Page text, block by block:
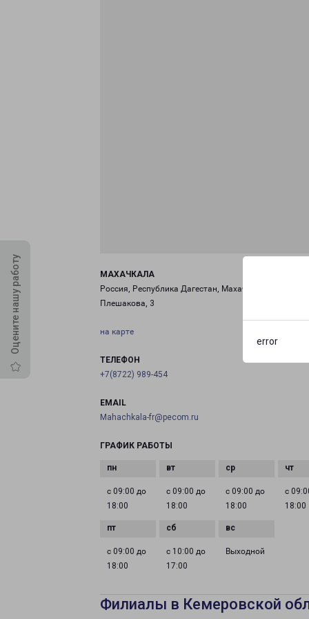
error
Оцените нашу работу
МАХАЧКАЛА
Россия, Республика Дагестан, Махачкала, улица
Плешакова, 3
на карте
ТЕЛЕФОН
+7(8722) 989-454
EMAIL
Mahachkala-fr@pecom.ru
ГРАФИК РАБОТЫ
с 09:00 до
18:00
с 09:00 до
18:00
с 09:00 до
18:00
с
18:00
с 09:00 до
18:00
с 10:00 до
17:00
Выходной
Филиалы в Кемеровской